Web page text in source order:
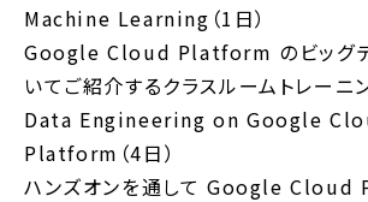
Machine Learning（1日）
Google Cloud Platform のビッグ
いてご紹介するクラスルームトレーニ
Data Engineering on Google
Platform（4日）
ハンズオンを通して Google